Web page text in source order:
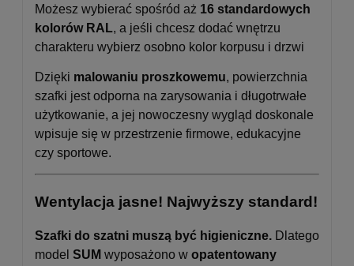
Możesz wybierać spośród aż 16 standardowych
kolorów RAL, a jeśli chcesz dodać wnętrzu
charakteru wybierz osobno kolor korpusu i drzwi
Dzięki malowaniu proszkowemu, powierzchnia
szafki jest odporna na zarysowania i długotrwałe
użytkowanie, a jej nowoczesny wygląd doskonale
wpisuje się w przestrzenie firmowe, edukacyjne
czy sportowe.
Wentylacja jasne! Najwyższy standard!
Szafki do szatni muszą być higieniczne. Dlatego
model SUM wyposażono w opatentowany